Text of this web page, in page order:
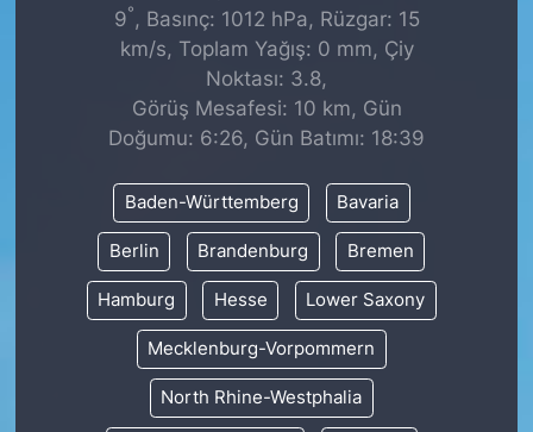
9° , Basınç: 1012 hPa, Rüzgar: 15
km/s, Toplam Yağış: 0 mm, Çiy
Noktası: 3.8,
Görüş Mesafesi: 10 km, Gün
Doğumu: 6:26, Gün Batımı: 18:39
Baden-Württemberg Bavaria
Berlin Brandenburg Bremen
Hamburg Hesse Lower Saxony
Mecklenburg-Vorpommern
North Rhine-Westphalia